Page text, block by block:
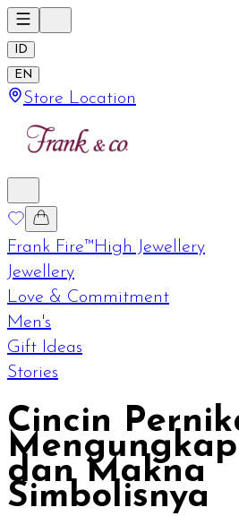
ID
EN
Store Location
Frank Fire™High Jewellery
Jewellery
Love & Commitment
Men's
Gift Ideas
Stories
Cincin
dan Makna
Simbolisnya